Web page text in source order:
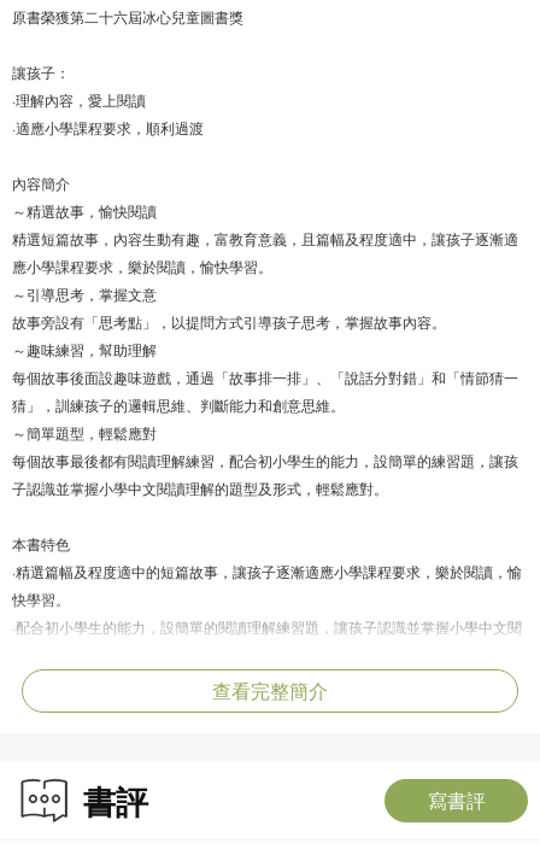
原書榮獲第二十六屆冰心兒童圖書獎
讓孩子：
·理解內容，愛上閱讀
·適應小學課程要求，順利過渡
內容簡介
～精選故事，愉快閱讀
精選短篇故事，內容生動有趣，富教育意義，且篇幅及程度適中，讓孩子逐漸適
應小學課程要求，樂於閱讀，愉快學習。
～引導思考，掌握文意
故事旁設有「思考點」，以提問方式引導孩子思考，掌握故事內容。
～趣味練習，幫助理解
每個故事後面設趣味遊戲，通過「故事排一排」、「說話分對錯」和「情節猜一
猜」，訓練孩子的邏輯思維、判斷能力和創意思維。
～簡單題型，輕鬆應對
每個故事最後都有閱讀理解練習，配合初小學生的能力，設簡單的練習題，讓孩
子認識並掌握小學中文閱讀理解的題型及形式，輕鬆應對。
本書特色
·精選篇幅及程度適中的短篇故事，讓孩子逐漸適應小學課程要求，樂於閱讀，愉
快學習。
·配合初小學生的能力，設簡單的閱讀理解練習題，讓孩子認識並掌握小學中文閱
·從趣味遊戲中鼓勵孩子發揮創意，訓練他們的邏輯思維和判斷能力。
查看完整簡介
書評 寫書評